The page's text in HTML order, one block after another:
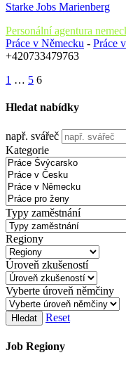
Starke Jobs Marienberg
Personální agentura
Práce v Německu - Práce
+420733479763
1 … 5 6
Hledat nabídky
např. svářeč
Kategorie
Typy zaměstnání
Regiony
Úroveň zkušeností
Vyberte úroveň němčiny
Hledat Reset
Job Regiony